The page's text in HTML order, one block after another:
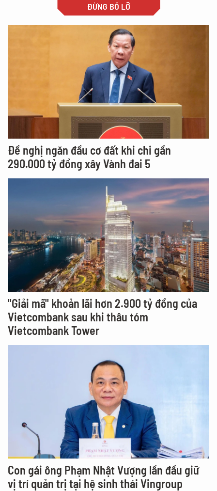
ĐỪNG BỎ LỠ
Đề nghị ngăn đầu cơ đất khi chi gần
290.000 tỷ đồng xây Vành đai 5
"Giải mã" khoản lãi hơn 2.900 tỷ đồng của
Vietcombank sau khi thâu tóm
Vietcombank Tower
Con gái ông Phạm Nhật Vượng lần đầu giữ
vị trí quản trị tại hệ sinh thái Vingroup